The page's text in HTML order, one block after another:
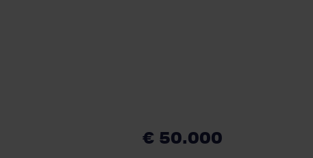
€ 50.000